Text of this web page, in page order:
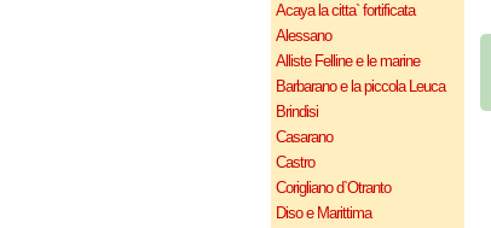
Acaya la citta` fortificata
Alessano
Alliste Felline e le marine
Barbarano e la piccola Leuca
Brindisi
Casarano
Castro
Corigliano d`Otranto
Diso e Marittima